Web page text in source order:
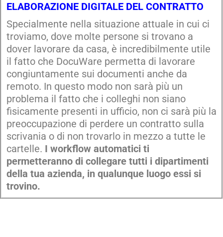
ELABORAZIONE DIGITALE DEL CONTRATTO
Specialmente nella situazione attuale in cui ci
troviamo, dove molte persone si trovano a
dover lavorare da casa, è incredibilmente utile
il fatto che DocuWare permetta di lavorare
congiuntamente sui documenti anche da
remoto. In questo modo non sarà più un
problema il fatto che i colleghi non siano
fisicamente presenti in ufficio, non ci sarà più la
preoccupazione di perdere un contratto sulla
scrivania o di non trovarlo in mezzo a tutte le
cartelle. I workflow automatici ti
permetteranno di collegare tutti i dipartimenti
della tua azienda, in qualunque luogo essi si
trovino.